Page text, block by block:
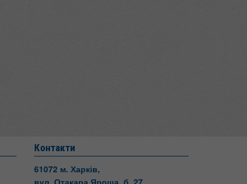
Контакти
61072 м. Харків,
вул. Отакара Яроша, б. 27